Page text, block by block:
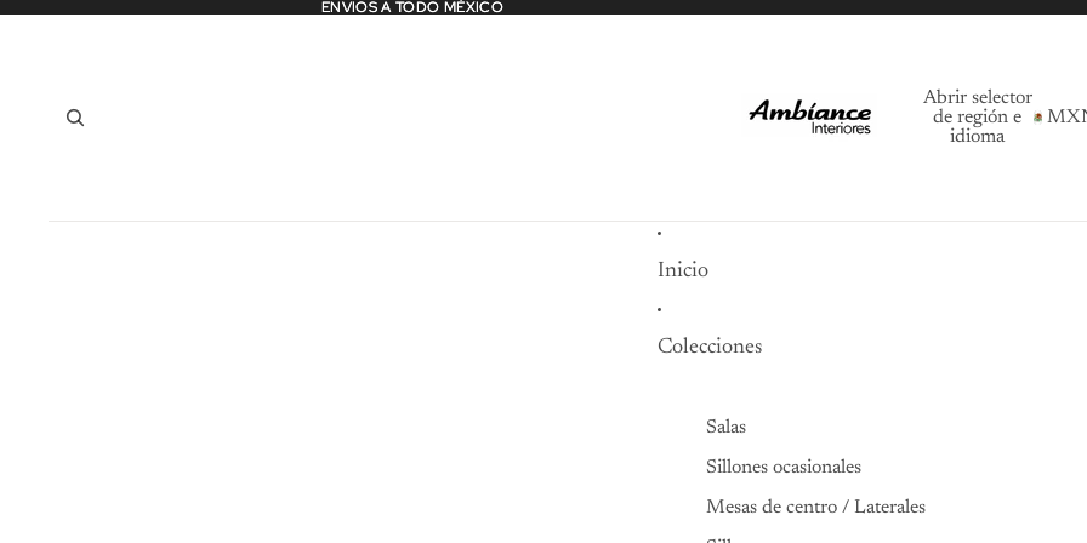
ENVIOS A TODO MÉXICO
ENVIOS A TODO MÉXICO
Abrir selector
de región e
idioma
Inicio
Colecciones
Salas
Sillones ocasionales
Mesas de centro / Laterales